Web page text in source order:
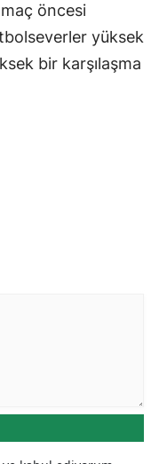
öncesi
yüksek
bir karşılaşma